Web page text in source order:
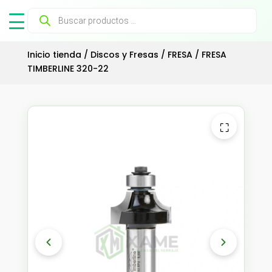
Búsqueda
productos
Inicio tienda / Discos y Fresas / FRESA/ FRESA
TIMBERLINE 320-22
⛶